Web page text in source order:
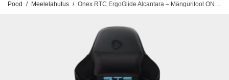
Pood / Meelelahutus / Onex RTC ErgoGlide Alcantara – Mänguritool ONEX-RTC-EG-AP-B